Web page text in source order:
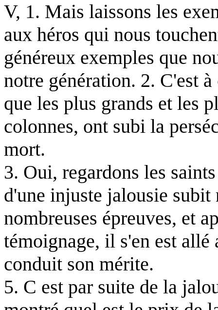
V, 1. Mais laissons les
aux héros qui nous
généreux exemples que
notre génération. 2. C'est
que les plus grands et les
colonnes, ont subi la
mort.
3. Oui, regardons les
d'une injuste jalousie subit
nombreuses épreuves, et
témoignage, il s'en est
conduit son mérite.
5. C est par suite de la